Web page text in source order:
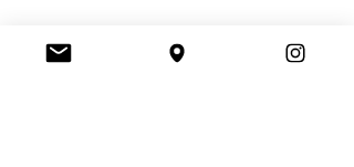
Son Yazılar Hepsini Gör